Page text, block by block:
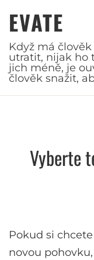
EVATE
Když má
utratit, nijak ho
jich méně, je
člověk snažit,
Vyberte
Pokud si
novou